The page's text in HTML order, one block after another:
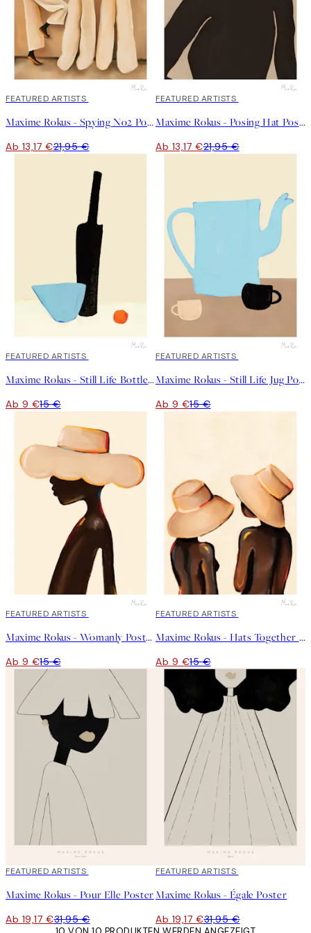
40%*
FEATURED ARTISTS
Maxime Rokus - Spying No2 Poster
Ab 13,17 €21,95 €
40%*
FEATURED ARTISTS
Maxime Rokus - Posing Hat Poster
Ab 13,17 €21,95 €
40%*
FEATURED ARTISTS
Maxime Rokus - Still Life Bottle Poster
Ab 9 €15 €
40%*
FEATURED ARTISTS
Maxime Rokus - Still Life Jug Poster
Ab 9 €15 €
40%*
FEATURED ARTISTS
Maxime Rokus - Womanly Poster
Ab 9 €15 €
40%*
FEATURED ARTISTS
Maxime Rokus - Hats Together Poster
Ab 9 €15 €
40%*
FEATURED ARTISTS
Maxime Rokus - Pour Elle Poster
Ab 19,17 €31,95 €
40%*
FEATURED ARTISTS
Maxime Rokus - Égale Poster
Ab 19,17 €31,95 €